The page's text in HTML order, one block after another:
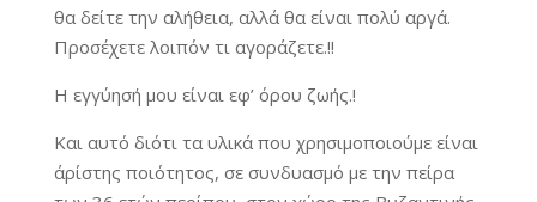
θα δείτε την αλήθεια, αλλά θα είναι πολύ αργά.
Προσέχετε λοιπόν τι αγοράζετε.!!
Η εγγύησή μου είναι εφ’ όρου ζωής.!
Και αυτό διότι τα υλικά που χρησιμοποιούμε είναι
άρίστης ποιότητος, σε συνδυασμό με την πείρα